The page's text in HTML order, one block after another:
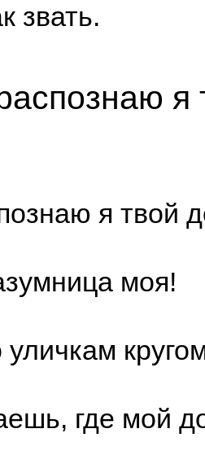
звать.
я
я твой
моя!
где мой